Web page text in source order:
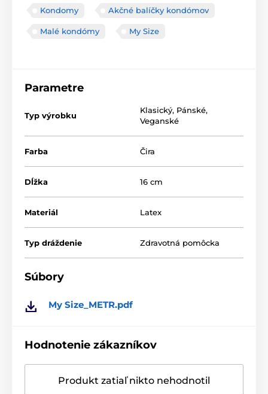
Kondomy Akčné balíčky kondómov
Malé kondómy My Size
Parametre
Typ výrobku
Klasický, Pánské,
Veganské
Farba Čira
Dĺžka 16 cm
Materiál Latex
Typ dráždenie Zdravotná pomôcka
Súbory
My Size_METR.pdf
Hodnotenie zákazníkov
Produkt zatiaľ nikto nehodnotil